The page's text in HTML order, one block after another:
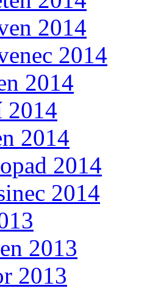
2014
2014
2014
2014
2014
2014
2014
2013
2013